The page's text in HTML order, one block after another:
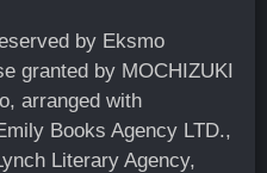
by Eksmo
granted by MOCHIZUKI
arranged with
Books Agency LTD.,
Literary Agency,